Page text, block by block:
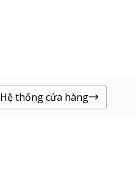
Hệ thống cửa hàng